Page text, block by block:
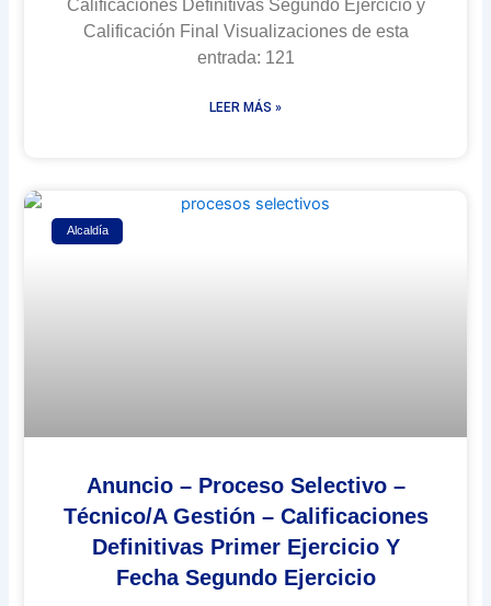
Calificaciones Definitivas Segundo Ejercicio y
Calificación Final Visualizaciones de esta
entrada: 121
LEER MÁS »
Alcaldía
Anuncio – Proceso Selectivo –
Técnico/a Gestión – Calificaciones
Definitivas Primer Ejercicio Y
Fecha Segundo Ejercicio